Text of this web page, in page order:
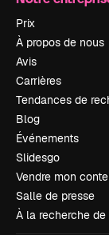
Prix
À propos de nous
Avis
Carrières
Tendances de
Blog
Événements
Slidesgo
Vendre mon
Salle de presse
À la recherche de